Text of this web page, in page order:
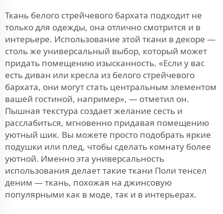
Ткань белого стрейчевого бархата подходит не
только для одежды, она отлично смотрится и в
интерьере. Использование этой ткани в декоре —
столь же универсальный выбор, который может
придать помещению изысканность. «Если у вас
есть диван или кресла из белого стрейчевого
бархата, они могут стать центральным элементом
вашей гостиной, например», — отметил он.
Пышная текстура создает желание сесть и
расслабиться, мгновенно придавая помещению
уютный шик. Вы можете просто подобрать яркие
подушки или плед, чтобы сделать комнату более
уютной. Именно эта универсальность
использования делает такие ткани Поли тенсел
деним — ткань, похожая на джинсовую
популярными как в моде, так и в интерьерах.